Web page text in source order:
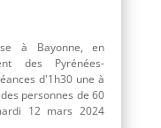
à Bayonne, en
des Pyrénées-
d'1h30 une à
personnes de 60
12 mars 2024